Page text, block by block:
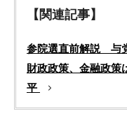
【関連記事】
参院選直前解説 与
財政政策、金融政
平